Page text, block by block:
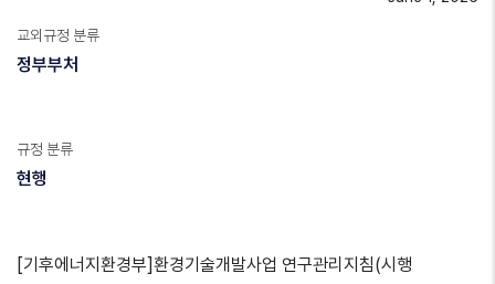
교외규정 분류
정부부처
규정 분류
현행
[기후에너지환경부]환경기술개발사업 연구관리지침(시행